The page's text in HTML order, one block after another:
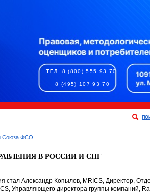
ТЕЛ. 8 (800) 555 93 70
8 (495) 107 93 70
Союза ФСО
В РОССИИ И СНГ
Александр Копылов, MRICS, Директор,
Управляющего директора группы компаний,